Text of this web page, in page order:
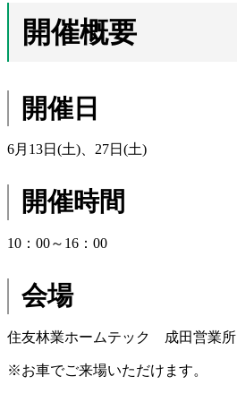
開催概要
開催日
6月13日(土)、27日(土)
開催時間
10：00～16：00
会場
住友林業ホームテック 成田営業所
※お車でご来場いただけます。